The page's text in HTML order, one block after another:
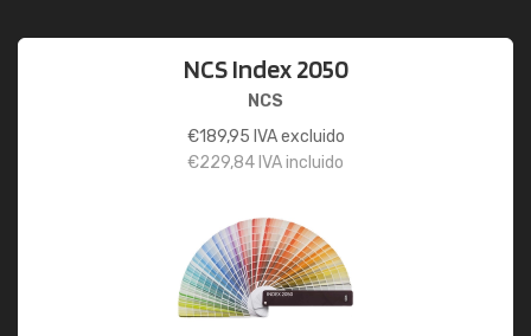
NCS Index 2050
NCS
€189,95 IVA excluido
€229,84 IVA incluido